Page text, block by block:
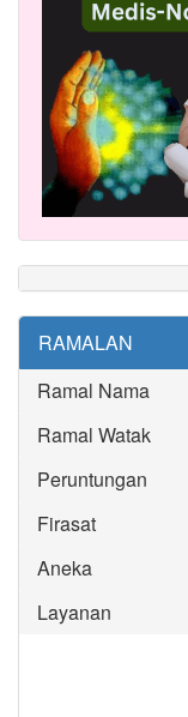
RAMALAN
Ramal Nama
Ramal Watak
Peruntungan
Firasat
Aneka
Layanan